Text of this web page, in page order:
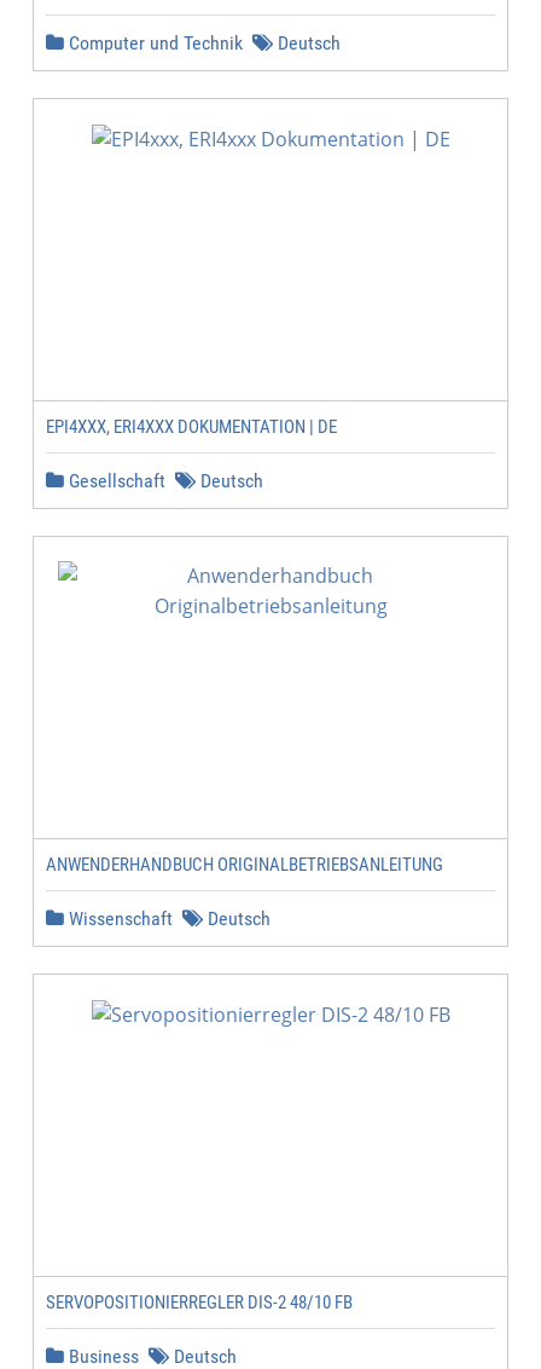
Computer und Technik Deutsch
EPI4XXX, ERI4XXX DOKUMENTATION | DE
Gesellschaft Deutsch
ANWENDERHANDBUCH ORIGINALBETRIEBSANLEITUNG
Wissenschaft Deutsch
SERVOPOSITIONIERREGLER DIS-2 48/10 FB
Business Deutsch